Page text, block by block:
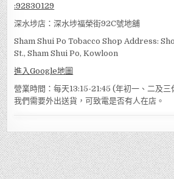
:92830129
深水埗店：深水埗福榮街92C號地舖
Sham Shui Po Tobacco Shop Address:
St., Sham Shui Po, Kowloon
進入Google地圖
營業時間：每天13:15-21:45 (年初一、二及
我們需要外出送貨，可致電是否有人在店。